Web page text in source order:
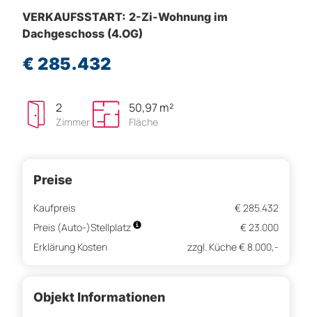
VERKAUFSSTART: 2-Zi-Wohnung im
Dachgeschoss (4.OG)
€ 285.432
2
Zimmer
50,97 m²
Fläche
Preise
Kaufpreis
€ 285.432
Preis (Auto-)Stellplatz
€ 23.000
Erklärung Kosten
zzgl. Küche € 8.000,-
Objekt Informationen